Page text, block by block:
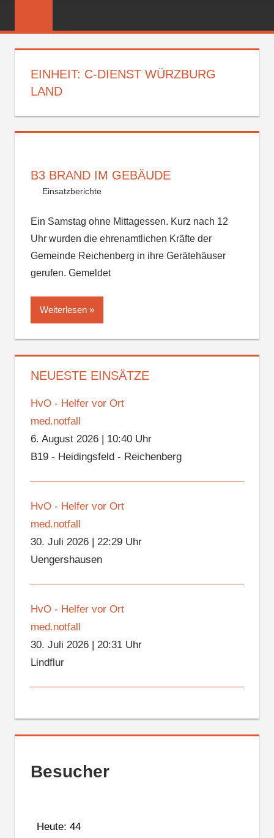
FEUERWEHR
EINHEIT: C-DIENST WÜRZBURG
LAND
B3 BRAND IM GEBÄUDE
Einsatzberichte
Ein Samstag ohne Mittagessen. Kurz nach 12
Uhr wurden die ehrenamtlichen Kräfte der
Gemeinde Reichenberg in ihre Gerätehäuser
gerufen. Gemeldet
Weiterlesen
NEUESTE EINSÄTZE
HvO - Helfer vor Ort
med.notfall
6. August 2026| 10:40 Uhr
B19 - Heidingsfeld - Reichenberg
HvO - Helfer vor Ort
med.notfall
30. Juli 2026| 22:29 Uhr
Uengershausen
HvO - Helfer vor Ort
med.notfall
30. Juli 2026| 20:31 Uhr
Lindflur
Besucher
Heute: 44